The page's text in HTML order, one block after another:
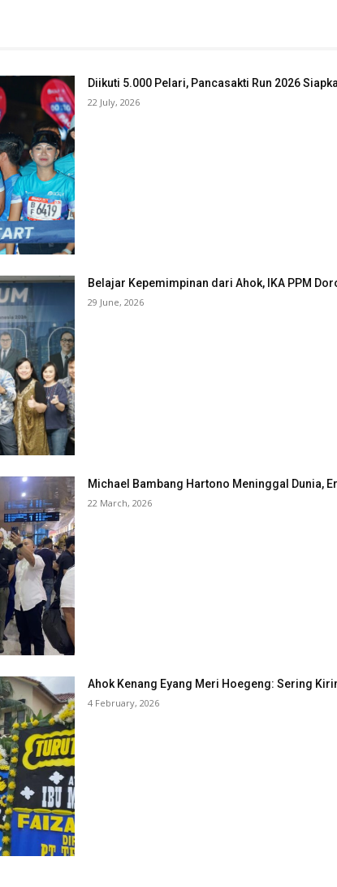
Diikuti 5.000 Pelari, Pancasakti Run 2026
22 July, 2026
Belajar Kepemimpinan dari Ahok, IKA PPM
29 June, 2026
Michael Bambang Hartono Meninggal Dunia,
22 March, 2026
Ahok Kenang Eyang Meri Hoegeng: Sering
4 February, 2026